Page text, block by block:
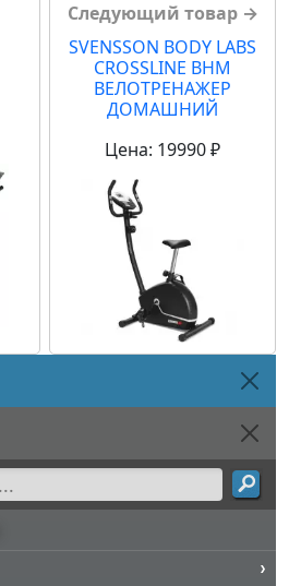
Следующий товар →
SVENSSON BODY LABS
CROSSLINE BHM
ВЕЛОТРЕНАЖЕР
ДОМАШНИЙ
Цена: 19990 ₽